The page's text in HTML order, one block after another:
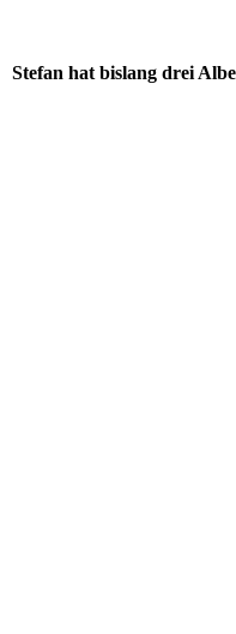
Stefan hat bislang drei